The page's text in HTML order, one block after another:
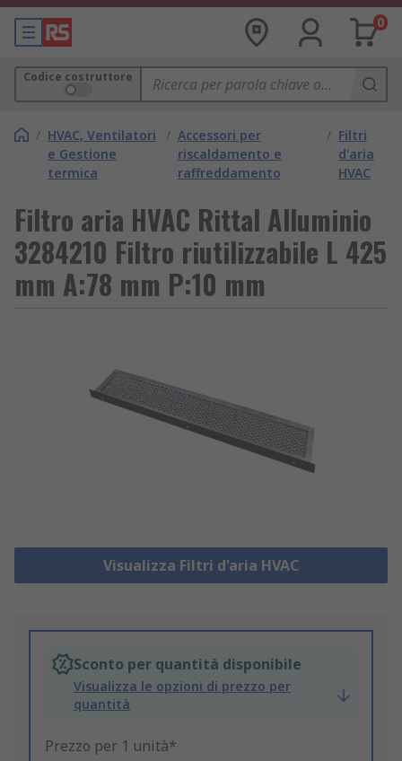
0
Codice costruttore
/ HVAC, Ventilatori
e Gestione
termica
/ Accessori per
riscaldamento e
raffreddamento
/ Filtri
d'aria
HVAC
Filtro aria HVAC Rittal Alluminio
3284210 Filtro riutilizzabile L 425
mm A:78 mm P:10 mm
Visualizza Filtri d'aria HVAC
Sconto per quantità disponibile
Visualizza le opzioni di prezzo per
quantità
Prezzo per 1 unità*